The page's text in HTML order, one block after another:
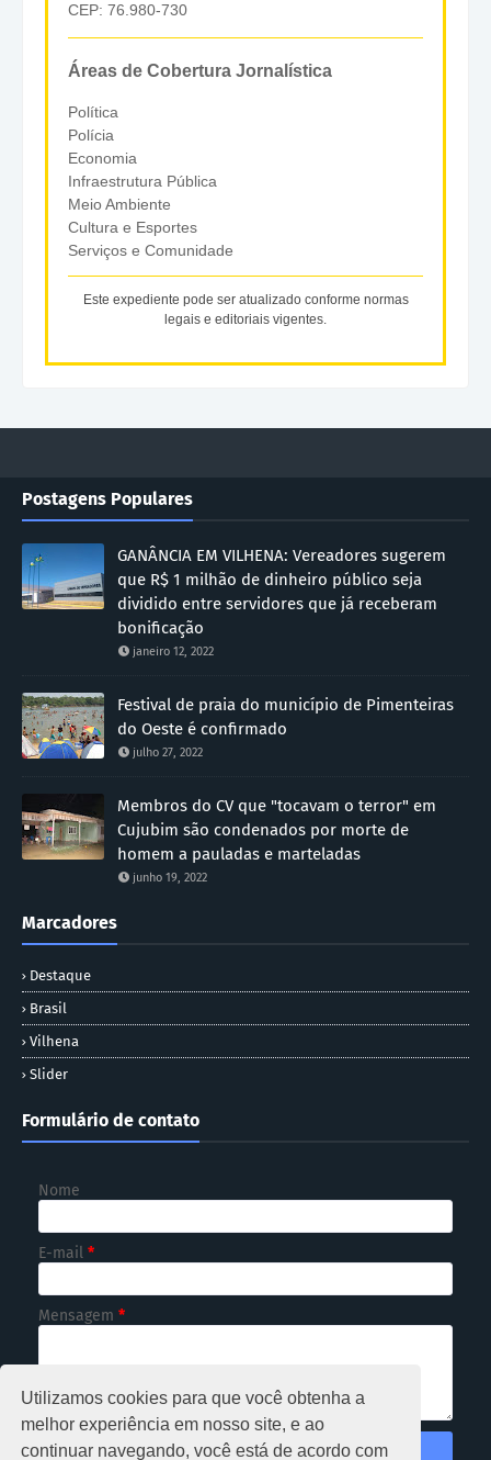
Utilizamos cookies para que você obtenha a
melhor experiência em nosso site, e ao
continuar navegando, você está de acordo com
CEP: 76.980-730
Áreas de Cobertura Jornalística
Política
Polícia
Economia
Infraestrutura Pública
Meio Ambiente
Cultura e Esportes
Serviços e Comunidade
Este expediente pode ser atualizado conforme normas
legais e editoriais vigentes.
Postagens Populares
GANÂNCIA EM VILHENA: Vereadores sugerem
que R$ 1 milhão de dinheiro público seja
dividido entre servidores que já receberam
bonificação
janeiro 12, 2022
Festival de praia do município de Pimenteiras
do Oeste é confirmado
julho 27, 2022
Membros do CV que "tocavam o terror" em
Cujubim são condenados por morte de
homem a pauladas e marteladas
junho 19, 2022
Marcadores
Destaque
Brasil
Vilhena
Slider
Formulário de contato
Nome
E-mail *
Mensagem *